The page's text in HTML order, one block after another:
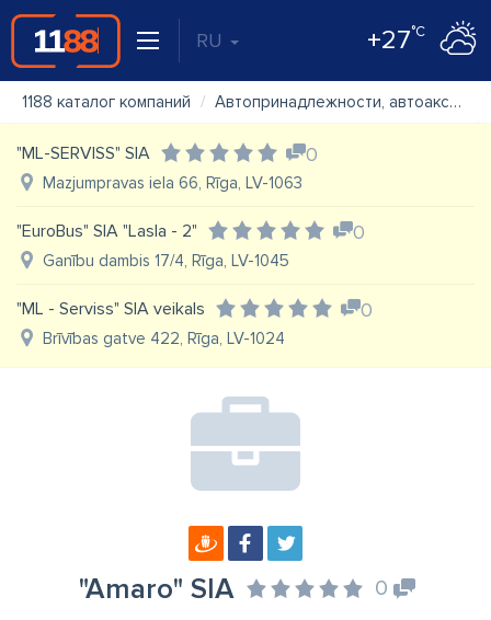
RU +27°C
1188 каталог компаний Автопринадлежности, автоаксессуары
"ML-SERVISS" SIA 0
Mazjumpravas iela 66, Rīga, LV-1063
"EuroBus" SIA "Lasla - 2" 0
Ganību dambis 17/4, Rīga, LV-1045
"ML - Serviss" SIA veikals 0
Brīvības gatve 422, Rīga, LV-1024
"Amaro" SIA 0